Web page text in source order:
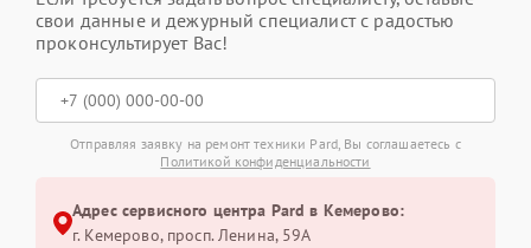
свои данные и дежурный специалист с радостью
проконсультирует Вас!
Отправляя заявку на ремонт техники Pard, Вы соглашаетесь с
Политикой конфиденциальности
Адрес сервисного центра Pard в Кемерово:
г. Кемерово, просп. Ленина, 59А